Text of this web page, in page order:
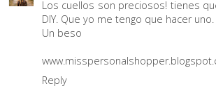
Los cuellos son preciosos! tienes
DIY. Que yo me tengo que hacer uno.
Un beso
Reply